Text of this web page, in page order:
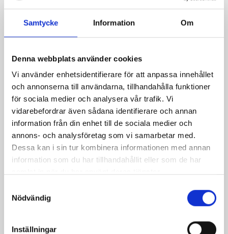
Samtycke Information Om
Denna webbplats använder cookies
Vi använder enhetsidentifierare för att anpassa innehållet
och annonserna till användarna, tillhandahålla funktioner
för sociala medier och analysera vår trafik. Vi
vidarebefordrar även sådana identifierare och annan
information från din enhet till de sociala medier och
annons- och analysföretag som vi samarbetar med.
Dessa kan i sin tur kombinera informationen med annan
information som du har tillhandahållit eller som de har
Nödvändig
Inställningar
sticks
Ägg och ostsallad Ljuvlig primörsallad